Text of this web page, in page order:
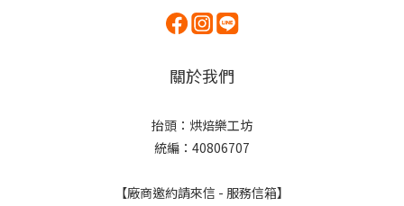
關於我們
抬頭：烘焙樂工坊
統編：40806707
【廠商邀約請來信 - 服務信箱】